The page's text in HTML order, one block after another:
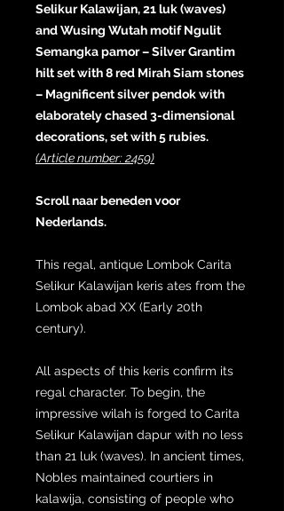
Selikur Kalawijan, 21 luk (waves)
and Wusing Wutah motif Ngulit
Semangka pamor – Silver Grantim
hilt set with 8 red Mirah Siam stones
– Magnificent silver pendok with
elaborately chased 3-dimensional
decorations, set with 5 rubies.
(Article number: 2459)
Scroll naar beneden voor
Nederlands.
This regal, antique Lombok Carita
Selikur Kalawijan keris ates from the
Lombok abad XX (Early 20th
century).
All aspects of this keris confirm its
regal character. To begin, the
impressive wilah is forged to Carita
Selikur Kalawijan dapur with no less
than 21 luk (waves). In ancient times,
Nobles maintained courtiers in
kalawija, consisting of people who